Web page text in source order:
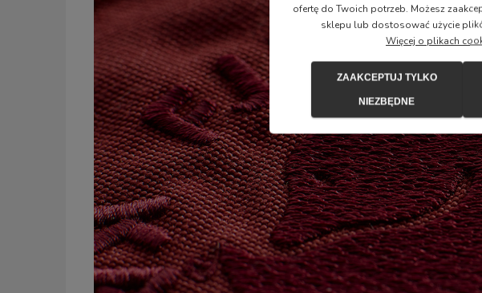
ofertę do Twoich potrzeb. Możesz
sklepu lub dostosować użycie
Więcej o plikach
ZAAKCEPTUJ TYLKO
NIEZBĘDNE